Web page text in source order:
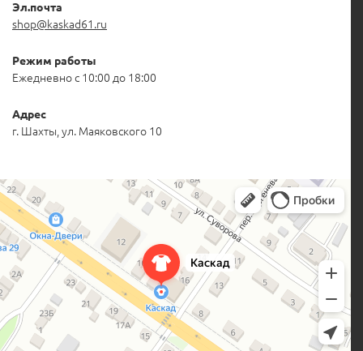
Эл.почта
shop@kaskad61.ru
Режим работы
Ежедневно с 10:00 до 18:00
Адрес
г. Шахты, ул. Маяковского 10